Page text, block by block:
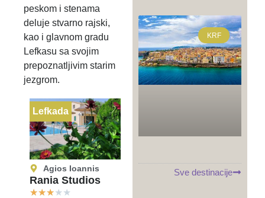
peskom i stenama
deluje stvarno rajski,
kao i glavnom gradu
Lefkasu sa svojim
prepoznatljivim starim
jezgrom.
Lefkada
Agios Ioannis
Rania Studios
★★★★★
KRF
Sve destinacije